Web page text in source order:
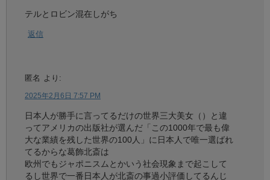
テルとロビン混在しがち
返信
匿名 より:
2025年2月6日 7:57 PM
日本人が勝手に言ってるだけの世界三大美女（）と違
ってアメリカの出版社が選んだ「この1000年で最も偉
大な業績を残した世界の100人」に日本人で唯一選ばれ
てるからな葛飾北斎は
欧州でもジャポニスムとかいう社会現象まで起こして
るし世界で一番日本人が北斎の事過小評価してるんじ